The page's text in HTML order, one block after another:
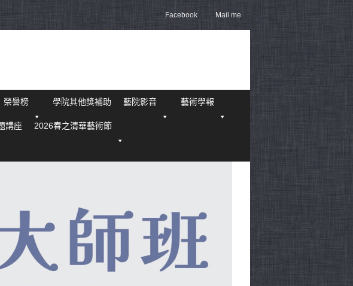
Facebook Mail me
榮譽榜 學院其他獎補助 藝院影音 藝術學報
講座 2026春之清華藝術節